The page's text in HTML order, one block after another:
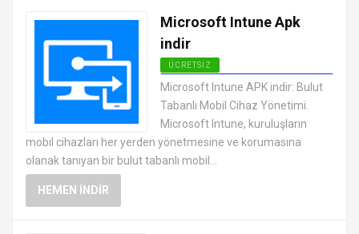
Microsoft Intune Apk
indir
ÜCRETSIZ
ANDROID OFFICE UYGULAMALARI
APK
Microsoft Intune APK indir: Bulut
Tabanlı Mobil Cihaz Yönetimi.
Microsoft Intune, kuruluşların
mobil cihazları her yerden yönetmesine ve korumasına
olanak tanıyan bir bulut tabanlı mobil...
HEMEN İNDIR